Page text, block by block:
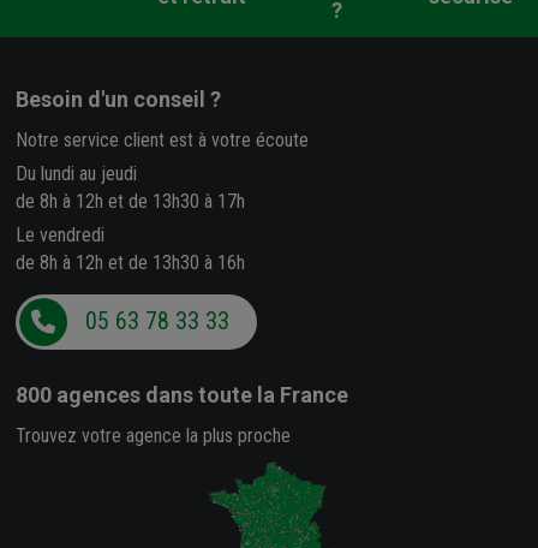
?
Besoin d'un conseil ?
Notre service client est à votre écoute
Du lundi au jeudi
de 8h à 12h et de 13h30 à 17h
Le vendredi
de 8h à 12h et de 13h30 à 16h
05 63 78 33 33
800 agences dans toute la France
Trouvez votre agence la plus proche